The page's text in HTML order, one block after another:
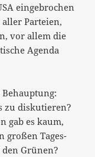
eingebrochen
Parteien,
vor allem die
Agenda
zu diskutieren?
gab es kaum,
großen Tages-
Grünen?